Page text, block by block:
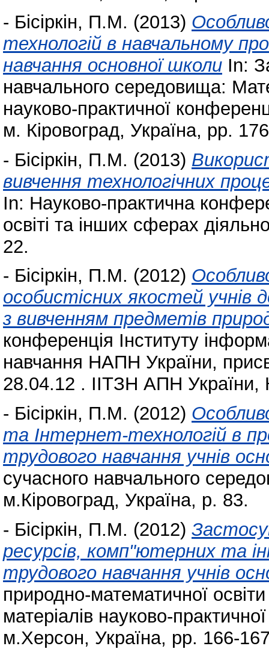
- Бісіркін, П.М. (2013)
технологій в навчальному
навчання основної школи In:
навчального середовища:
науково-практичної
м. Кіровоград, Україна, pp.
- Бісіркін, П.М. (2013)
вивчення технологічних
In: Науково-практична
освіті та інших сферах
22.
- Бісіркін, П.М. (2012)
особистісних якостей учнів
з вивченням предметів
конференція Інституту
навчання НАПН України,
28.04.12 . ІІТЗН АПН України,
- Бісіркін, П.М. (2012)
та Інтернет-технологій в
трудового навчання учнів
сучасного навчального
м.Кіровоград, Україна, p. 83.
- Бісіркін, П.М. (2012)
ресурсів, комп"ютерних та
трудового навчання учнів
природно-математичної
матеріалів науково-
м.Херсон, Україна, pp. 166-